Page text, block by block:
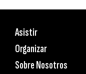
Asistir
Organizar
Sobre Nosotros